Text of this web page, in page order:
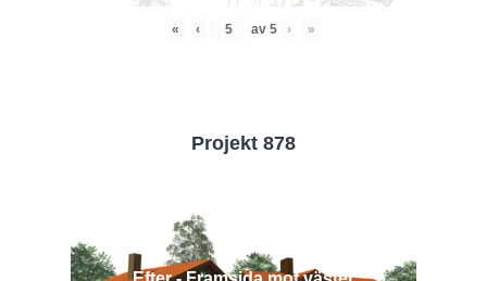
« ‹ av 5 › »
Projekt 878